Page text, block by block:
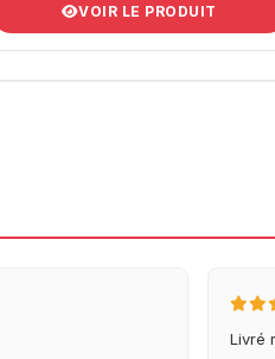
VOIR LE PRODUIT
Livré